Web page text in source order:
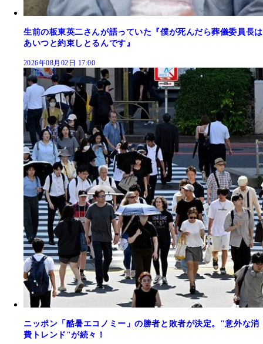
生前の板東英二さんが語っていた『僕が死んだら葬儀委員長は
あいつと約束しとるんです』
2026年08月02日 17:00
ニッポン「酷暑エコノミー」の勝者と敗者が決定。"意外な消
費トレンド"が続々！